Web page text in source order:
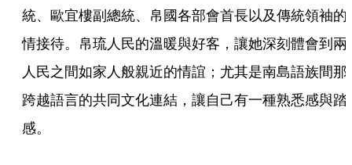
統、歐宜樓副總統、帛國各部會首長以及傳統領袖的
情接待。帛琉人民的溫暖與好客，讓她深刻體會到兩
人民之間如家人般親近的情誼；尤其是南島語族間那
跨越語言的共同文化連結，讓自己有一種熟悉感與踏
感。